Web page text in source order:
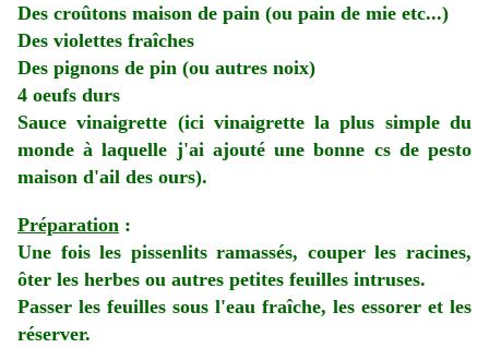
Des croûtons maison de pain (ou pain de mie etc...)
Des violettes fraîches
Des pignons de pin (ou autres noix)
4 oeufs durs
Sauce vinaigrette (ici vinaigrette la plus simple du
monde à laquelle j'ai ajouté une bonne cs de pesto
maison d'ail des ours).
Préparation :
Une fois les pissenlits ramassés, couper les racines,
ôter les herbes ou autres petites feuilles intruses.
Passer les feuilles sous l'eau fraîche, les essorer et les
réserver.